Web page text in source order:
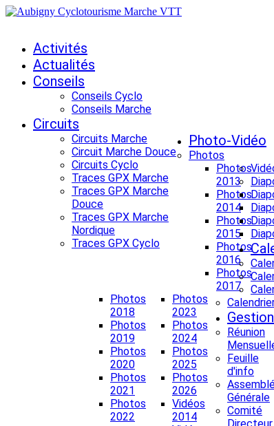
Activités
Actualités
Conseils
Conseils Cyclo
Conseils Marche
Circuits
Circuits Marche
Circuit Marche Douce
Circuits Cyclo
Traces GPX Marche
Traces GPX Marche
Douce
Traces GPX Marche
Nordique
Traces GPX Cyclo
Photo-Vidéo
Photos
Photos
2013
Photos
2014
Photos
2015
Photos
2016
Photos
2017
Photos
2018
Photos
2019
Photos
2020
Photos
2021
Photos
2022
Photos
2023
Photos
2024
Photos
2025
Photos
2026
Vidéos
2014
Réunion
Feuille
d'info
Générale
Comité